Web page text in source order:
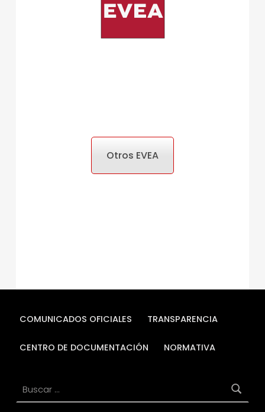
Otros EVEA
COMUNICADOS OFICIALES TRANSPARENCIA
CENTRO DE DOCUMENTACIÓN NORMATIVA